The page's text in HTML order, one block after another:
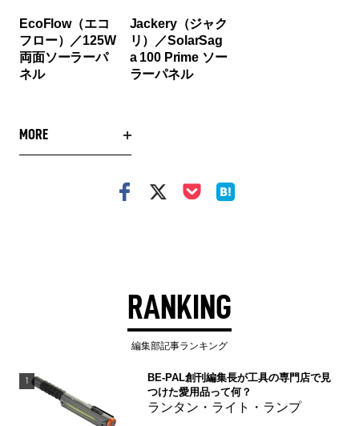
EcoFlow（エコ
フロー）／125W
両面ソーラーパ
ネル
Jackery（ジャク
リ）／SolarSag
a 100 Prime ソー
ラーパネル
MORE
RANKING
編集部記事ランキング
1
BE-PAL創刊編集長が工具の専門店で見
つけた愛用品って何？
ランタン・ライト・ランプ